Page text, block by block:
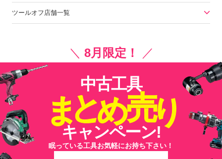
ツールオフ店舗一覧
＼ 8月限定！ ／
中古工具
まとめ売り
キャンペーン!
眠っている工具お気軽にお持ち下さい！